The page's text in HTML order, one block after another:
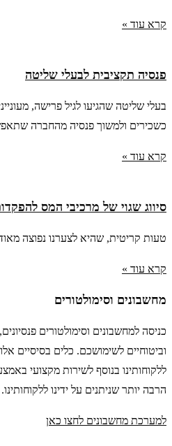
קרא עוד »
פנסיה תקציבית לבעלי שליטה
בעלי שליטה שהגיעו לגיל פרישה,
כשכירים ולמשוך פנסיה מהחברה
קרא עוד »
סיווג שגוי של מרכיבי המס
טעות קריטית, שהיא לצערנו נפוצה
קרא עוד »
מחשבונים וסימולטורים
כניסה למחשבונים וסימולטורים
וביטוחיים לשימושכם. כלים בסיסיים
ללקוחותינו בנוסף לשירות מקצועי
הרבה יותר שניתנים על ידינו ללקוחותינו.
למערכת מחשבונים לחצו כאן